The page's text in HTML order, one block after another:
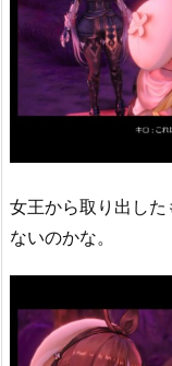
女王から取り出し
ないのかな。